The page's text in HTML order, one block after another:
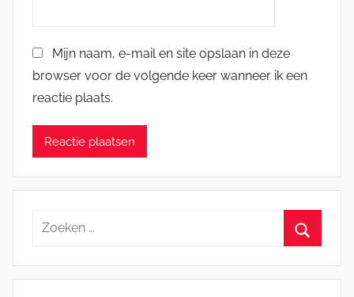
Mijn naam, e-mail en site opslaan in deze
browser voor de volgende keer wanneer ik een
reactie plaats.
Zoeken